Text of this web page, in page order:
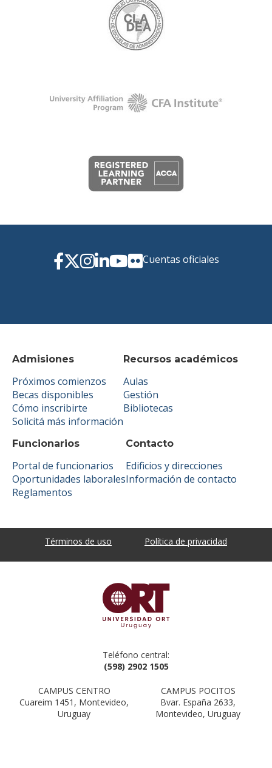
Admisiones
Próximos comienzos
Becas disponibles
Cómo inscribirte
Solicitá más información
Recursos académicos
Aulas
Gestión
Bibliotecas
Funcionarios
Portal de funcionarios
Oportunidades laborales
Reglamentos
Contacto
Edificios y direcciones
Información de contacto
Cuentas oficiales
Términos de uso Política de privacidad
Teléfono central:
(598) 2902 1505
CAMPUS CENTRO
Cuareim 1451, Montevideo,
Uruguay
CAMPUS POCITOS
Bvar. España 2633,
Montevideo, Uruguay